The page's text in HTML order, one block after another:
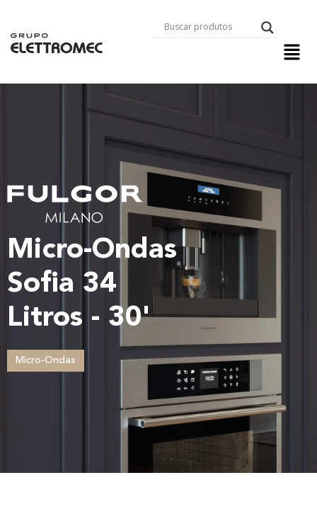
Micro-Ondas
Sofia 34
Litros - 30'
Micro-Ondas